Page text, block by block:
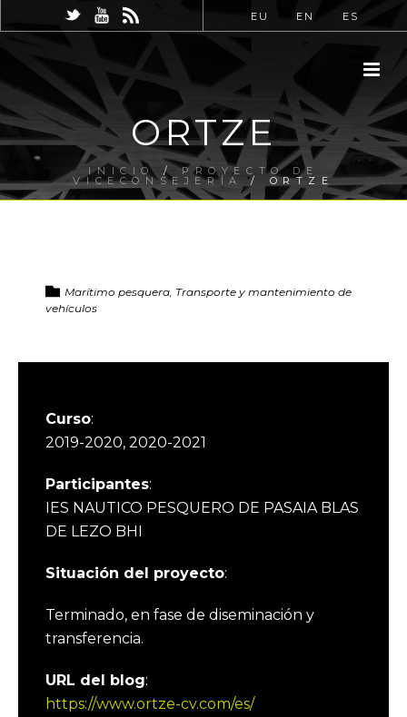
EU EN ES
ORTZE
INICIO /PROYECTO DE
VICECONSEJERÍA / ORTZE
Marítimo pesquera, Transporte y mantenimiento de
vehículos
Curso:
2019-2020, 2020-2021
Participantes:
IES NAUTICO PESQUERO DE PASAIA BLAS
DE LEZO BHI
Situación del proyecto:
Terminado, en fase de diseminación y
transferencia.
URL del blog:
https://www.ortze-cv.com/es/